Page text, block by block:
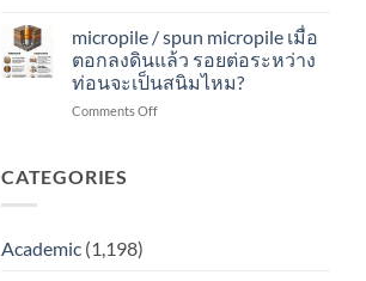
สนิม
ไหม?
แล้ว
รอย
ต่อ
ระหว่าง
ท่อน
pile
spun
micro
pile
micropile / spun micropile เมื่อ
ตอกลงดินแล้ว รอยต่อระหว่าง
ท่อนจะเป็นสนิมไหม?
Comments Offon
CATEGORIES
Academic (1,198)